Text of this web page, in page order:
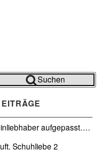
Suchen
aufgepasst….
Schuhliebe 2